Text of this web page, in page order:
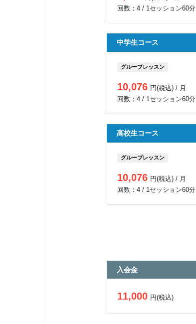
回数：4 / 1セッション60分
中学生コース
グループレッスン
10,076 円(税込) / 月
回数：4 / 1セッション60分
高校生コース
グループレッスン
10,076 円(税込) / 月
回数：4 / 1セッション60分
入会金
11,000 円(税込)